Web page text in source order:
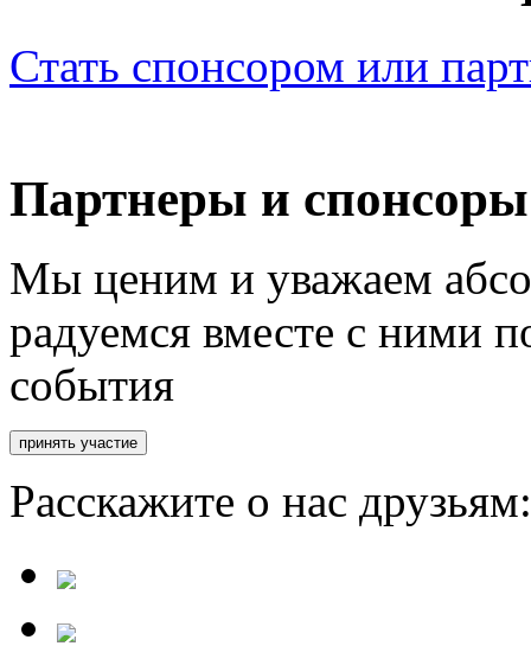
Стать спонсором или
Партнеры и спонсоры
Мы ценим и уважаем
радуемся вместе с ними
события
Расскажите о нас